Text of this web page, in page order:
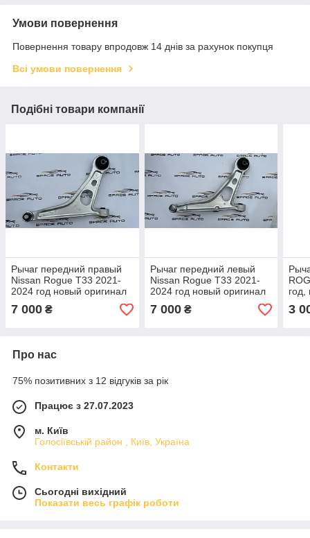
Умови повернення
Повернення товару впродовж 14 днів за рахунок покупця
Всі умови повернення
Подібні товари компанії
Рычаг передний правый
Nissan Rogue T33 2021-
2024 год новый оригинал
в наличии
7 000 ₴
Рычаг передний левый
Nissan Rogue T33 2021-
2024 год новый оригинал
в наличии
7 000₴
год,
3
Про нас
75% позитивних з 12 відгуків за рік
Працює з 27.07.2023
м. Київ
Голосіївській район , Київ, Україна
Контакти
Сьогодні вихідний
Показати весь графік роботи